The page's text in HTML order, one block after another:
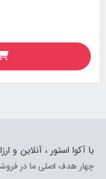
با آکوا استور ، آنلاین و
چهار هدف اصلی ما در